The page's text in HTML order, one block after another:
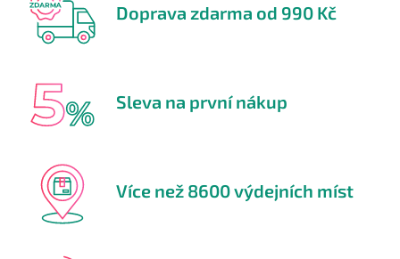
Doprava zdarma od 990 Kč
Sleva na první nákup
Více než 8600 výdejních míst